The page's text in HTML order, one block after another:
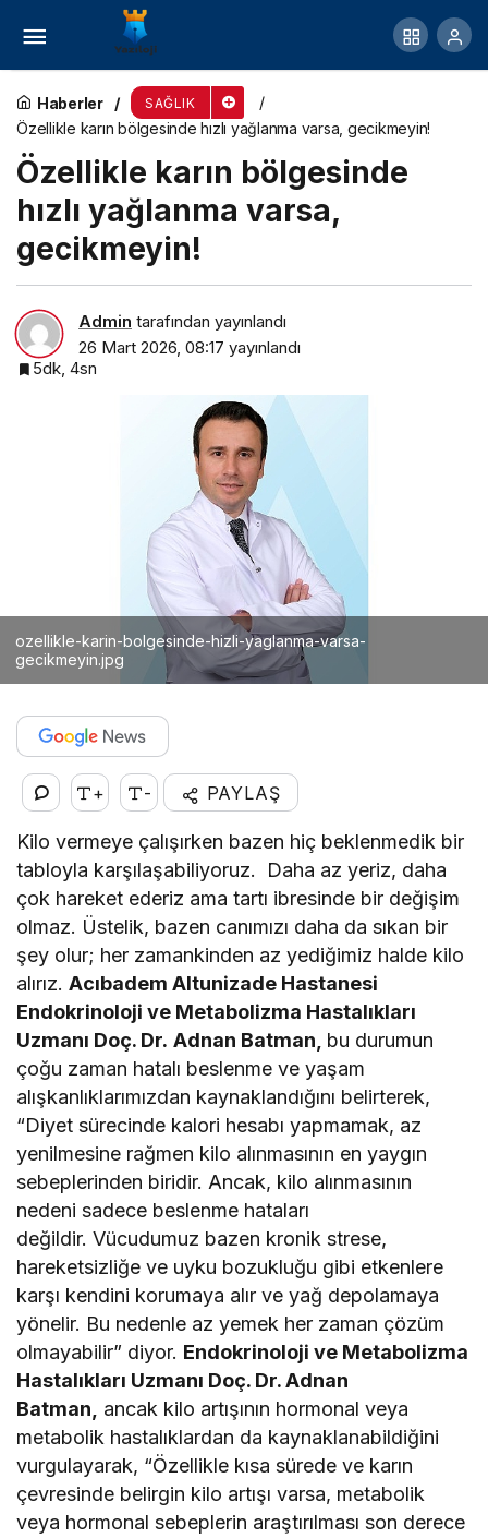
Haberler SAĞLIK
Özellikle karın bölgesinde hızlı yağlanma varsa, gecikmeyin!
Özellikle karın bölgesinde
hızlı yağlanma varsa,
gecikmeyin!
Admin tarafından yayınlandı
26 Mart 2026, 08:17 yayınlandı
5dk, 4sn
ozellikle-karin-bolgesinde-hizli-yaglanma-varsa-
gecikmeyin.jpg
+ - PAYLAŞ
Kilo vermeye çalışırken bazen hiç beklenmedik bir
tabloyla karşılaşabiliyoruz. Daha az yeriz, daha
çok hareket ederiz ama tartı ibresinde bir değişim
olmaz. Üstelik, bazen canımızı daha da sıkan bir
şey olur; her zamankinden az yediğimiz halde kilo
alırız.Acıbadem Altunizade Hastanesi
Endokrinoloji ve Metabolizma Hastalıkları
Uzmanı Doç. Dr. Adnan Batman, bu durumun
çoğu zaman hatalı beslenme ve yaşam
alışkanlıklarımızdan kaynaklandığını belirterek,
“Diyet sürecinde kalori hesabı yapmamak, az
yenilmesine rağmen kilo alınmasının en yaygın
sebeplerinden biridir. Ancak, kilo alınmasının
nedeni sadece beslenme hataları
değildir. Vücudumuz bazen kronik strese,
hareketsizliğe ve uyku bozukluğu gibi etkenlere
karşı kendini korumaya alır ve yağ depolamaya
yönelir. Bu nedenle az yemek her zaman çözüm
olmayabilir” diyor. Endokrinoloji ve Metabolizma
Hastalıkları Uzmanı Doç. Dr. Adnan
Batman,
ancak kilo artışının hormonal veya
metabolik hastalıklardan da kaynaklanabildiğini
vurgulayarak, “Özellikle kısa sürede ve karın
çevresinde belirgin kilo artışı varsa, metabolik
veya hormonal sebeplerin araştırılması son derece
Belediye Personeline Sağlıklı Yaşam Semineri